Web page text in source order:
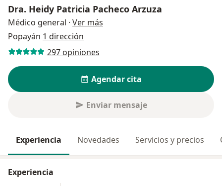
Dra. Heidy Patricia Pacheco Arzuza
Médico general · Ver más
Popayán 1 dirección
297 opiniones
Agendar cita
Enviar mensaje
Experiencia Novedades Servicios y precios
Experiencia